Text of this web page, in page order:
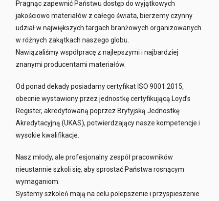
Pragnąc zapewnić Państwu dostęp do wyjątkowych
jakościowo materiałów z całego świata, bierzemy czynny
udział w największych targach branżowych organizowanych
w różnych zakątkach naszego globu.
Nawiązaliśmy współpracę z najlepszymi i najbardziej
znanymi producentami materiałów.
Od ponad dekady posiadamy certyfikat ISO 9001:2015,
obecnie wystawiony przez jednostkę certyfikującą Loyd’s
Register, akredytowaną poprzez Brytyjską Jednostkę
Akredytacyjną (UKAS), potwierdzający nasze kompetencje i
wysokie kwalifikacje.
Nasz młody, ale profesjonalny zespół pracowników
nieustannie szkoli się, aby sprostać Państwa rosnącym
wymaganiom.
Systemy szkoleń mają na celu polepszenie i przyspieszenie